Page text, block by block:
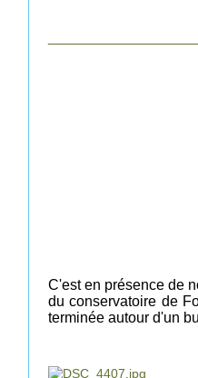
C'est en présence de
du conservatoire de
terminée autour d'un